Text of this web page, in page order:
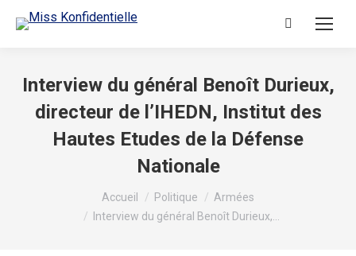
Recherche
Interview du général Benoît Durieux,
directeur de l’IHEDN, Institut des
Hautes Etudes de la Défense
Nationale
Accueil Politique
Armées
Interview du général Benoît Durieux,…